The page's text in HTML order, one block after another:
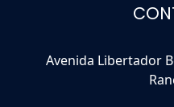
Avenida Libertador